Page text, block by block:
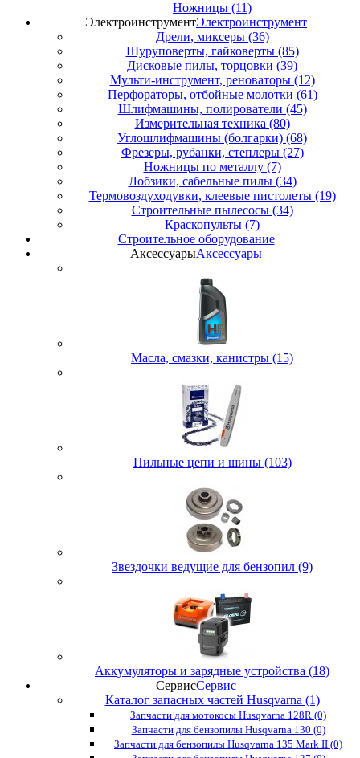
Ножницы (11)
ЭлектроинструментЭлектроинструмент
Дрели, миксеры (36)
Шуруповерты, гайковерты (85)
Дисковые пилы, торцовки (39)
Мульти-инструмент, реноваторы (12)
Перфораторы, отбойные молотки (61)
Шлифмашины, полирователи (45)
Измерительная техника (80)
Углошлифмашины (болгарки) (68)
Фрезеры, рубанки, степлеры (27)
Ножницы по металлу (7)
Лобзики, сабельные пилы (34)
Термовоздуходувки, клеевые пистолеты (19)
Строительные пылесосы (34)
Краскопульты (7)
Строительное оборудование
АксессуарыАксессуары
Масла, смазки, канистры (15)
Пильные цепи и шины (103)
Звездочки ведущие для бензопил (9)
Аккумуляторы и зарядные устройства (18)
СервисСервис
Каталог запасных частей Husqvarna (1)
Запчасти для мотокосы Husqvarna 128R (0)
Запчасти для бензопилы Husqvarna 130 (0)
Запчасти для бензопилы Husqvarna 135 Mark II (0)